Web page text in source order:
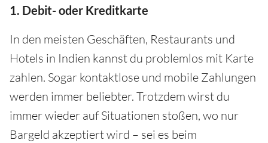
1. Debit- oder Kreditkarte
In den meisten Geschäften, Restaurants und
Hotels in Indien kannst du problemlos mit Karte
zahlen. Sogar kontaktlose und mobile Zahlungen
werden immer beliebter. Trotzdem wirst du
immer wieder auf Situationen stoßen, wo nur
Bargeld akzeptiert wird – sei es beim